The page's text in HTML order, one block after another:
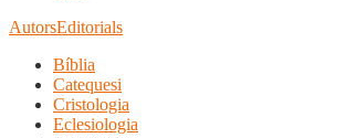
AutorsEditorials
Bíblia
Catequesi
Cristologia
Eclesiologia